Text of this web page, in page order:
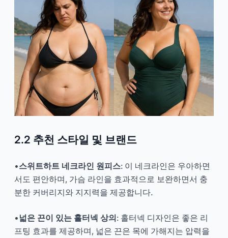
2.2 추천 스타일 및 브랜드
•스위트하트 네크라인 원피스: 이 네크라인은 우아하면
서도 편안하며, 가슴 라인을 효과적으로 보완하면서 충
분한 커버리지와 지지력을 제공합니다.
• 넓은 끈이 있는 홀터넥 상의: 홀터넥 디자인은 좋은 리
프팅 효과를 제공하며, 넓은 끈은 목에 가해지는 압력을